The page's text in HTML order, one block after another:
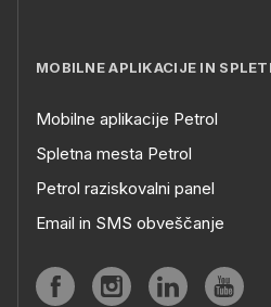
MOBILNE APLIKACIJE IN
Mobilne aplikacije Petrol
Spletna mesta Petrol
Petrol raziskovalni panel
Email in SMS obveščanje